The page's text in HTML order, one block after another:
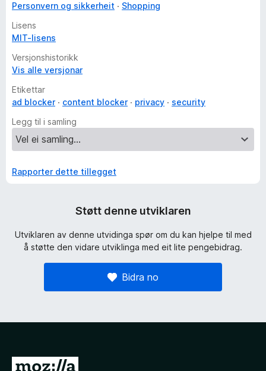
Personvern og sikkerheit
Shopping
Lisens
MIT-lisens
Versjonshistorikk
Vis alle versjonar
Etikettar
ad blocker
content blocker privacy
security
Legg til i samling
Rapporter dette tillegget
Støtt denne utviklaren
Utviklaren av denne utvidinga spør om du kan hjelpe til med
å støtte den vidare utviklinga med eit lite pengebidrag.
Bidra no
G